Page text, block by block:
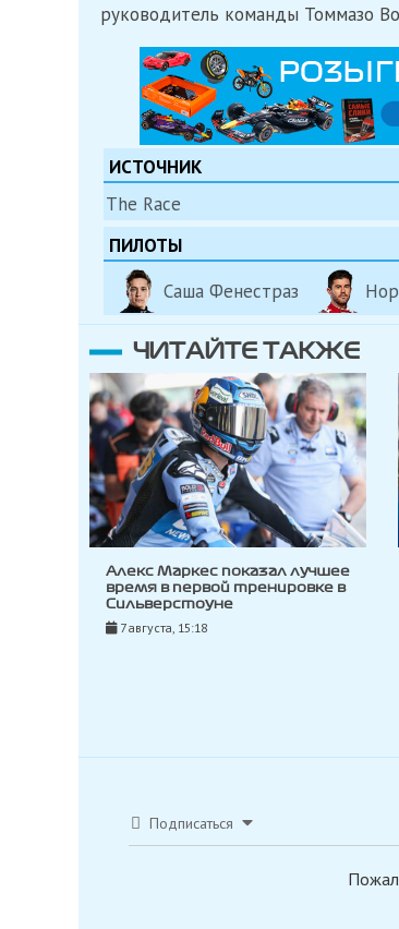
руководитель команды Томмазо
ИСТОЧНИК
The Race
ПИЛОТЫ
Саша Фенестраз
ЧИТАЙТЕ ТАКЖЕ
Алекс Маркес показал лучшее
время в первой тренировке в
Сильверстоуне
7 августа, 15:18
Подписаться